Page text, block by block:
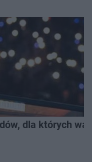
dla których